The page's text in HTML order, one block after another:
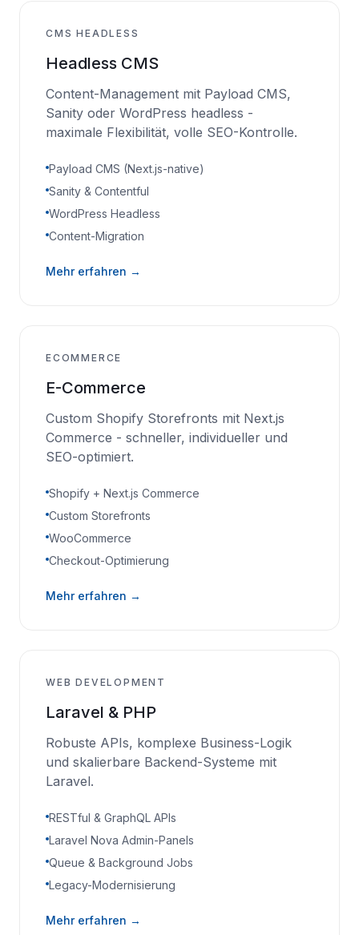
CMS HEADLESS
Headless CMS
Content-Management mit Payload CMS,
Sanity oder WordPress headless -
maximale Flexibilität, volle SEO-Kontrolle.
Payload CMS (Next.js-native)
Sanity & Contentful
WordPress Headless
Content-Migration
Mehr erfahren →
ECOMMERCE
E-Commerce
Custom Shopify Storefronts mit Next.js
Commerce - schneller, individueller und
SEO-optimiert.
Shopify + Next.js Commerce
Custom Storefronts
WooCommerce
Checkout-Optimierung
Mehr erfahren →
WEB DEVELOPMENT
Laravel & PHP
Robuste APIs, komplexe Business-Logik
und skalierbare Backend-Systeme mit
Laravel.
RESTful & GraphQL APIs
Laravel Nova Admin-Panels
Queue & Background Jobs
Legacy-Modernisierung
Mehr erfahren →